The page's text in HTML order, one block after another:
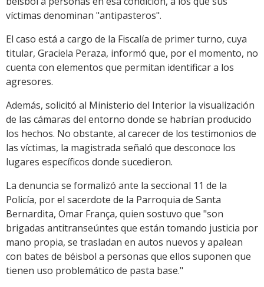
víctimas denominan "antipasteros".
El caso está a cargo de la Fiscalía de primer turno, cuya
titular, Graciela Peraza, informó que, por el momento, no
cuenta con elementos que permitan identificar a los
agresores.
Además, solicitó al Ministerio del Interior la visualización
de las cámaras del entorno donde se habrían producido
los hechos. No obstante, al carecer de los testimonios de
las víctimas, la magistrada señaló que desconoce los
lugares específicos donde sucedieron.
La denuncia se formalizó ante la seccional 11 de la
Policía, por el sacerdote de la Parroquia de Santa
Bernardita, Omar França, quien sostuvo que "son
brigadas antitranseúntes que están tomando justicia por
mano propia, se trasladan en autos nuevos y apalean
con bates de béisbol a personas que ellos suponen que
tienen uso problemático de pasta base."